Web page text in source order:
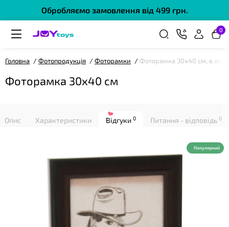
Обробляємо замовлення від 499 грн.
0
Головна Фотопродукція Фоторамки Фоторамка 30х40 см, в
Фоторамка 30х40 см
Опис Характеристики Відгуки 0 Питання - відповідь 0
Популярний
❤
❤